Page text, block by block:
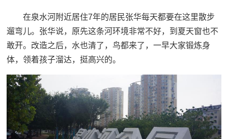
在泉水河附近居住7年的居民张华每天都要在这里散步
遛弯儿。张华说，原先这条河环境非常不好，到夏天窗也不
敢开。改造之后，水也清了，鸟都来了，一早大家锻炼身
体，领着孩子溜达，挺高兴的。